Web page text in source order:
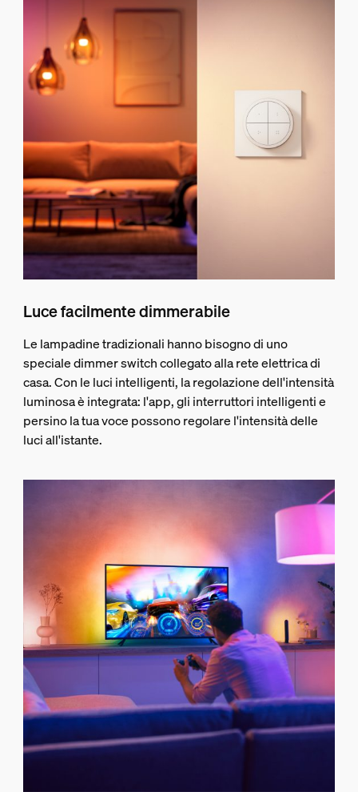
Luce facilmente dimmerabile
Le lampadine tradizionali hanno bisogno di uno
speciale dimmer switch collegato alla rete elettrica di
casa. Con le luci intelligenti, la regolazione dell'intensità
luminosa è integrata: l'app, gli interruttori intelligenti e
persino la tua voce possono regolare l'intensità delle
luci all'istante.